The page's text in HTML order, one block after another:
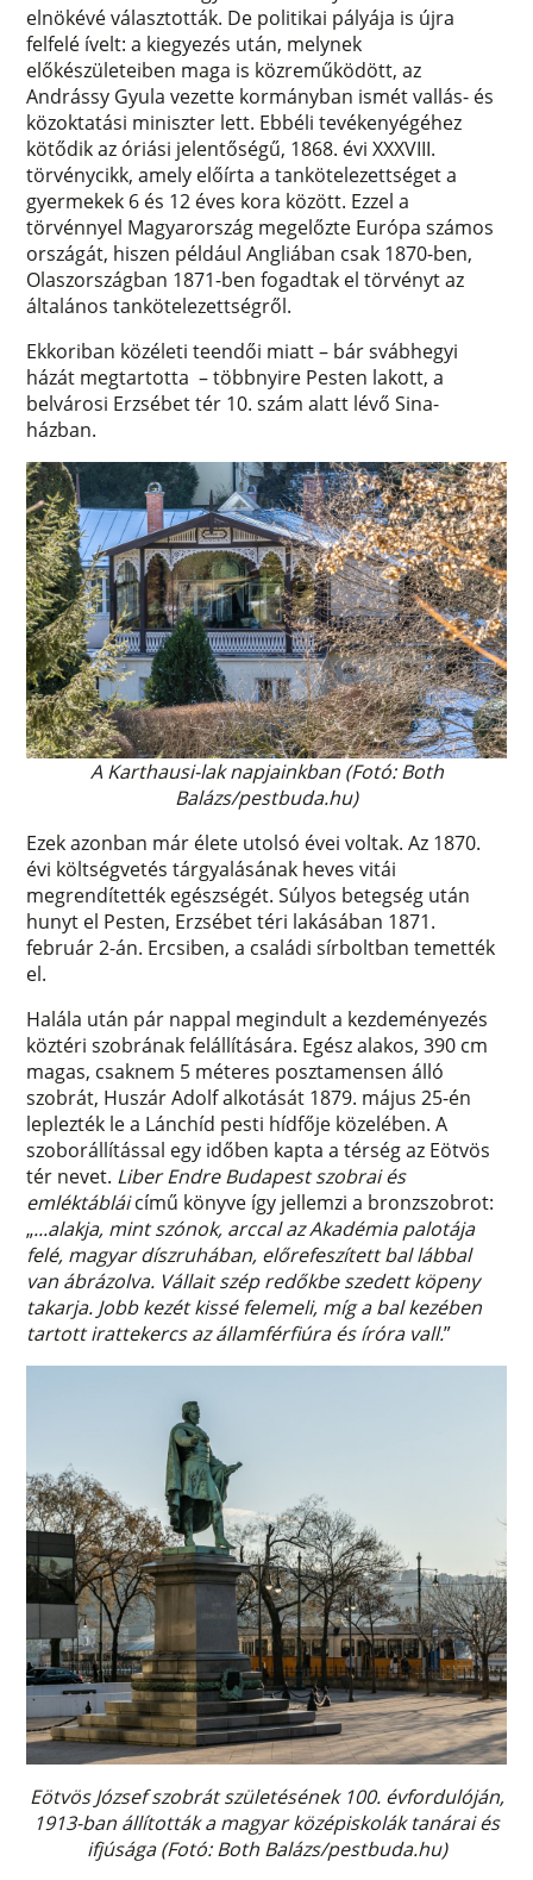
elnökévé választották. De politikai pályája is újra
felfelé ívelt: a kiegyezés után, melynek
előkészületeiben maga is közreműködött, az
Andrássy Gyula vezette kormányban ismét vallás- és
közoktatási miniszter lett. Ebbéli tevékenyégéhez
kötődik az óriási jelentőségű, 1868. évi XXXVIII.
törvénycikk, amely előírta a tankötelezettséget a
gyermekek 6 és 12 éves kora között. Ezzel a
törvénnyel Magyarország megelőzte Európa számos
országát, hiszen például Angliában csak 1870-ben,
Olaszországban 1871-ben fogadtak el törvényt az
általános tankötelezettségről.
Ekkoriban közéleti teendői miatt – bár svábhegyi
házát megtartotta – többnyire Pesten lakott, a
belvárosi Erzsébet tér 10. szám alatt lévő Sina-
házban.
A Karthausi-lak napjainkban(Fotó: Both
Balázs/pestbuda.hu)
Ezek azonban már élete utolsó évei voltak. Az 1870.
évi költségvetés tárgyalásának heves vitái
megrendítették egészségét. Súlyos betegség után
hunyt el Pesten, Erzsébet téri lakásában 1871.
február 2-án. Ercsiben, a családi sírboltban temették
el.
Halála után pár nappal megindult a kezdeményezés
köztéri szobrának felállítására. Egész alakos, 390 cm
magas, csaknem 5 méteres posztamensen álló
szobrát, Huszár Adolf alkotását 1879. május 25-én
leplezték le a Lánchíd pesti hídfője közelében. A
szoborállítással egy időben kapta a térség az Eötvös
tér nevet. Liber Endre Budapest szobrai és
emléktábláicímű könyve így jellemzi a bronzszobrot:
„...alakja, mint szónok, arccal az Akadémia palotája
felé, magyar díszruhában, előrefeszített bal lábbal
van ábrázolva. Vállait szép redőkbe szedett köpeny
takarja. Jobb kezét kissé felemeli, míg a bal kezében
tartott irattekercs az államférfiúra és íróra vall.”
Eötvös József szobrát születésének 100. évfordulóján,
1913-ban állították a magyar középiskolák tanárai és
ifjúsága (Fotó: Both Balázs/pestbuda.hu)